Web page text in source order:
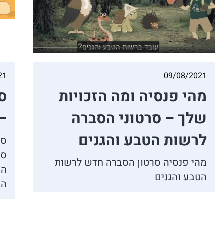
09/08/2021
מהי פנסיה ומה הזכויות
שלך – סרטוני הסברה
לרשות הטבע והגנים
מהי פנסיה סרטון הסברה חדש לרשות
הטבע והגנים